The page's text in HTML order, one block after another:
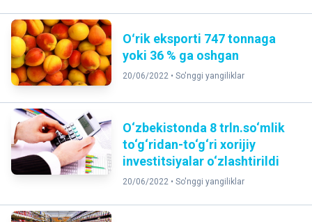
Oʻrik eksporti 747 tonnaga
yoki 36 % ga oshgan
20/06/2022 • So'nggi yangiliklar
O‘zbekistonda 8 trln.so‘mlik
to‘g‘ridan-to‘g‘ri xorijiy
investitsiyalar o‘zlashtirildi
20/06/2022 • So'nggi yangiliklar